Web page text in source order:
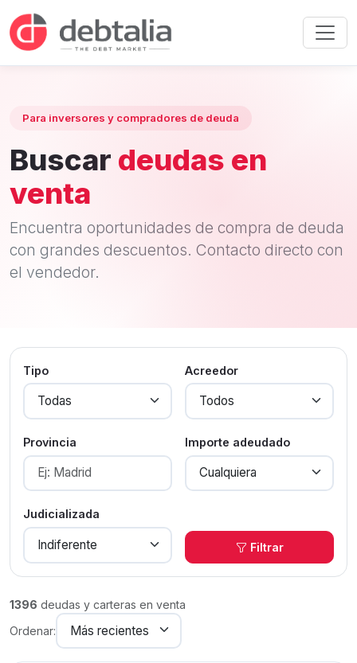
Para inversores y compradores de deuda
Buscar deudas en
venta
Encuentra oportunidades de compra de deuda
con grandes descuentos. Contacto directo con
el vendedor.
Tipo Acreedor
Provincia Importe adeudado
Judicializada
Filtrar
1396 deudas y carteras en venta
Ordenar: